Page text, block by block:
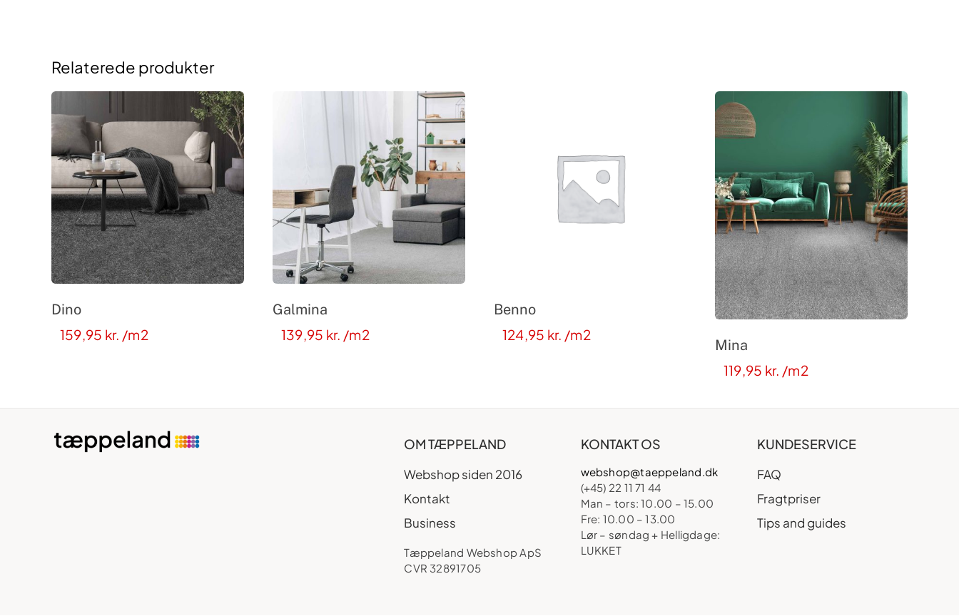
Relaterede produkter
Dino
159,95 kr. /m2
Galmina
139,95 kr. /m2
Benno
124,95 kr. /m2
Mina
119,95 kr. /m2
OM TÆPPELAND
Webshop siden 2016
Kontakt
Business
Tæppeland Webshop ApS
CVR 32891705
KONTAKT OS
webshop@taeppeland.dk
(+45) 22 11 71 44
Man – tors: 10.00 – 15.00
Fre: 10.00 – 13.00
Lør – søndag + Helligdage:
LUKKET
KUNDESERVICE
FAQ
Fragtpriser
Tips and guides